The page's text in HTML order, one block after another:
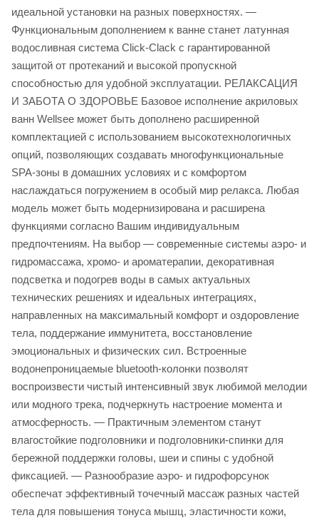
идеальной установки на разных поверхностях. —
Функциональным дополнением к ванне станет латунная
водосливная система Click-Clack с гарантированной
защитой от протеканий и высокой пропускной
способностью для удобной эксплуатации. РЕЛАКСАЦИЯ
И ЗАБОТА О ЗДОРОВЬЕ Базовое исполнение акриловых
ванн Wellsee может быть дополнено расширенной
комплектацией с использованием высокотехнологичных
опций, позволяющих создавать многофункциональные
SPA-зоны в домашних условиях и с комфортом
наслаждаться погружением в особый мир релакса. Любая
модель может быть модернизирована и расширена
функциями согласно Вашим индивидуальным
предпочтениям. На выбор — современные системы аэро- и
гидромассажа, хромо- и ароматерапии, декоративная
подсветка и подогрев воды в самых актуальных
технических решениях и идеальных интеграциях,
направленных на максимальный комфорт и оздоровление
тела, поддержание иммунитета, восстановление
эмоциональных и физических сил. Встроенные
водонепроницаемые bluetooth-колонки позволят
воспроизвести чистый интенсивный звук любимой мелодии
или модного трека, подчеркнуть настроение момента и
атмосферность. — Практичным элементом станут
влагостойкие подголовники и подголовники-спинки для
бережной поддержки головы, шеи и спины с удобной
фиксацией. — Разнообразие аэро- и гидрофорсунок
обеспечат эффективный точечный массаж разных частей
тела для повышения тонуса мышц, эластичности кожи,